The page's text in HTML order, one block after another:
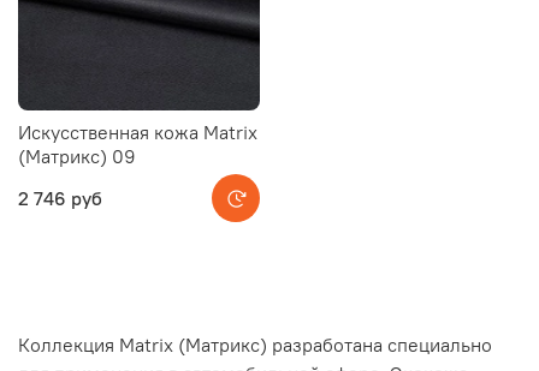
Искусственная кожа Matrix
(Матрикс) 09
2 746 руб
Коллекция Matrix (Матрикс) разработана специально